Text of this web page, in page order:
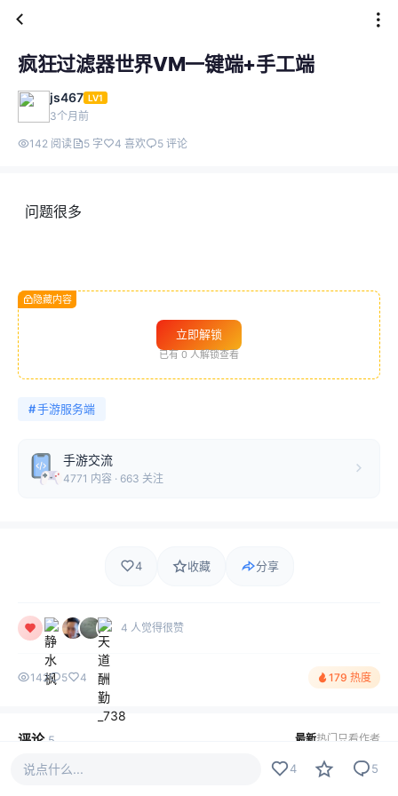
疯狂过滤器世界VM一键端+手工端
js467 LV1
3个月前
142 阅读 5 字 4 喜欢 5 评论
问题很多
隐藏内容
立即解锁
已有 0 人解锁查看
#手游服务端
手游交流
4771 内容 · 663 关注
4 收藏 分享
4 人觉得很赞
142 5 4 179 热度
评论 5 最新热门 只看作者
说点什么... 4 5